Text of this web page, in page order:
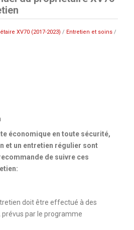
XV70 (2017-2023) / Entretien et soins /
économique en toute sécurité,
et un entretien régulier sont
de suivre ces
doit être effectué à des
par le programme